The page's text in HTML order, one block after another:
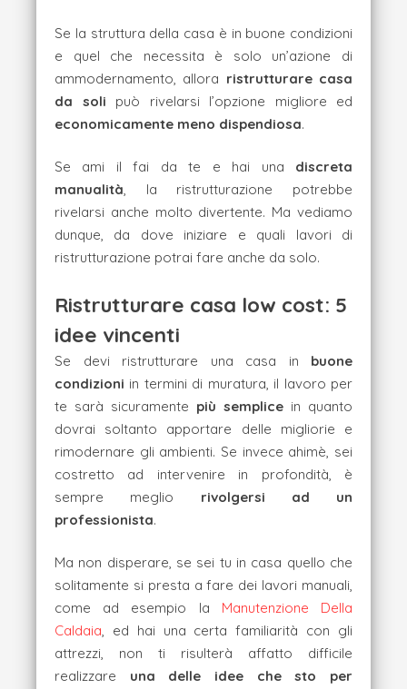
Se la struttura della casa è in buone condizioni
e quel che necessita è solo un’azione di
ammodernamento, allora ristrutturare casa
da soli può rivelarsi l’opzione migliore ed
economicamente meno dispendiosa.
Se ami il fai da te e hai una discreta
manualità, la ristrutturazione potrebbe
rivelarsi anche molto divertente. Ma vediamo
dunque, da dove iniziare e quali lavori di
ristrutturazione potrai fare anche da solo.
Ristrutturare casa low cost: 5
idee vincenti
Se devi ristrutturare una casa in buone
condizioni in termini di muratura, il lavoro per
te sarà sicuramente più semplice in quanto
dovrai soltanto apportare delle migliorie e
rimodernare gli ambienti. Se invece ahimè, sei
costretto ad intervenire in profondità, è
sempre meglio rivolgersi ad un
professionista.
Ma non disperare, se sei tu in casa quello che
solitamente si presta a fare dei lavori manuali,
come ad esempio la Manutenzione Della
Caldaia, ed hai una certa familiarità con gli
attrezzi, non ti risulterà affatto difficile
realizzare una delle idee che sto per